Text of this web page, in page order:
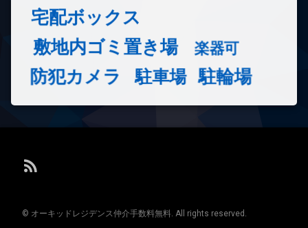
宅配ボックス
敷地内ゴミ置き場
楽器可
防犯カメラ 駐車場 駐輪場
RSS
© オーキッドレジデンス仲介手数料無料. All rights reserved.